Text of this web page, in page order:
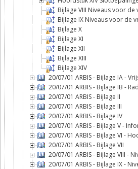
Bijlage VIII Niveaus voor
Bijlage IX Niveaus voor de
Bijlage X
Bijlage XI
Bijlage XII
Bijlage XIII
Bijlage XIV
20/07/01 ARBIS - Bijlage IA -
20/07/01 ARBIS - Bijlage IB -
20/07/01 ARBIS - Bijlage II
20/07/01 ARBIS - Bijlage III
20/07/01 ARBIS - Bijlage IV
20/07/01 ARBIS - Bijlage V -
20/07/01 ARBIS - Bijlage VI -
20/07/01 ARBIS - Bijlage VII
20/07/01 ARBIS - Bijlage VIII -
20/07/01 ARBIS - Bijlage IX -